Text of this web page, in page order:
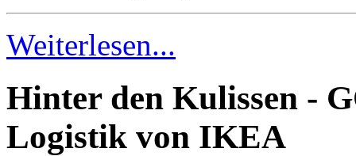
Weiterlesen...
Hinter den Kulissen -
Logistik von IKEA